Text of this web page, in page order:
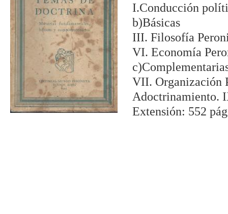
I.Conducción
b)Básicas
III. Filosofía
VI. Economía
VII. Organización
Adoctrinamiento.
Extensión: 552